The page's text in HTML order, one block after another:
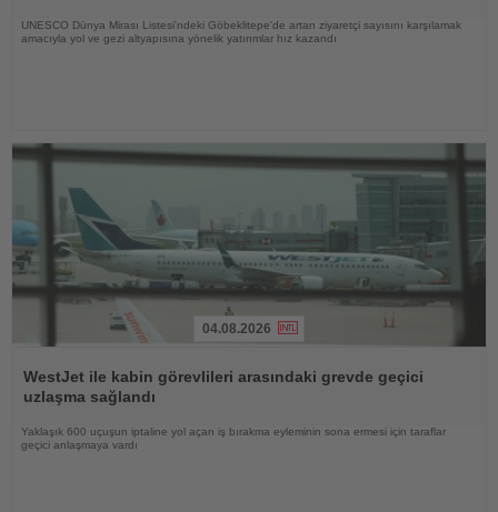
UNESCO Dünya Mirası Listesi'ndeki Göbeklitepe'de artan ziyaretçi sayısını karşılamak
amacıyla yol ve gezi altyapısına yönelik yatırımlar hız kazandı
Oku
04.08.2026
WestJet ile kabin görevlileri arasındaki grevde geçici
uzlaşma sağlandı
Yaklaşık 600 uçuşun iptaline yol açan iş bırakma eyleminin sona ermesi için taraflar
geçici anlaşmaya vardı